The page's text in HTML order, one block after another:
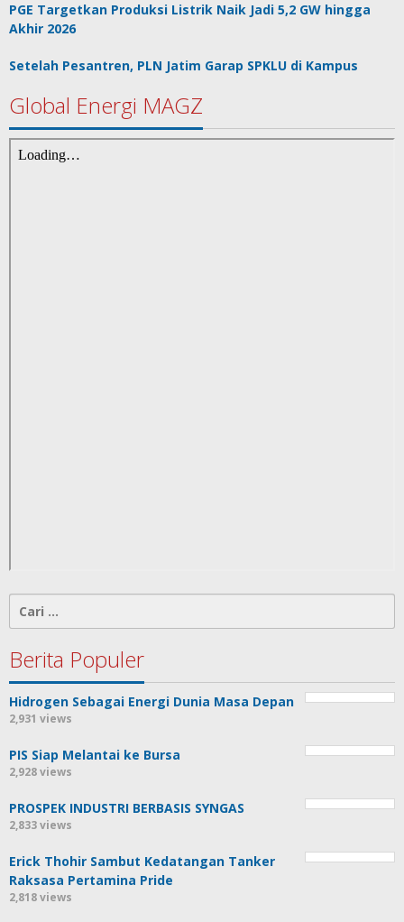
PGE Targetkan Produksi Listrik Naik Jadi 5,2 GW hingga
Akhir 2026
Setelah Pesantren, PLN Jatim Garap SPKLU di Kampus
Global Energi MAGZ
untuk:
Berita Populer
Hidrogen Sebagai Energi Dunia Masa Depan
2,931 views
PIS Siap Melantai ke Bursa
2,928 views
PROSPEK INDUSTRI BERBASIS SYNGAS
2,833 views
Erick Thohir Sambut Kedatangan Tanker
Raksasa Pertamina Pride
2,818 views